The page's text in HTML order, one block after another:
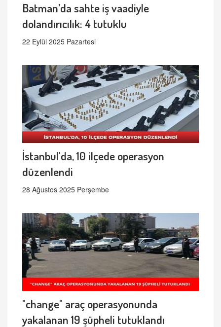
Batman’da sahte iş vaadiyle
dolandırıcılık: 4 tutuklu
22 Eylül 2025 Pazartesi
İstanbul'da, 10 ilçede operasyon
düzenlendi
28 Ağustos 2025 Perşembe
"change" araç operasyonunda
yakalanan 19 şüpheli tutuklandı